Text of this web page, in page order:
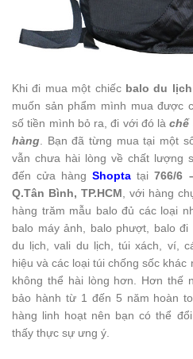
Khi đi mua một chiếc balo du lịch
muốn sản phẩm mình mua được
số tiền mình bỏ ra, đi với đó làchế
hàng. Bạn đã từng mua tại một
vẫn chưa hài lòng về chất lượng
đến cửa hàngShopta tại766/6
Q.Tân Bình, TP.HCM, với hàng
hàng trăm mẫu balo đủ các loại
balo máy ảnh, balo phượt, balo
du lịch, vali du lịch, túi xách, ví,
hiệu và các loại túi chống sốc
không thể hài lòng hơn. Hơn thế
bảo hành từ 1 đến 5 năm hoàn
hàng linh hoạt nên bạn có thể
thấy thực sự ưng ý.